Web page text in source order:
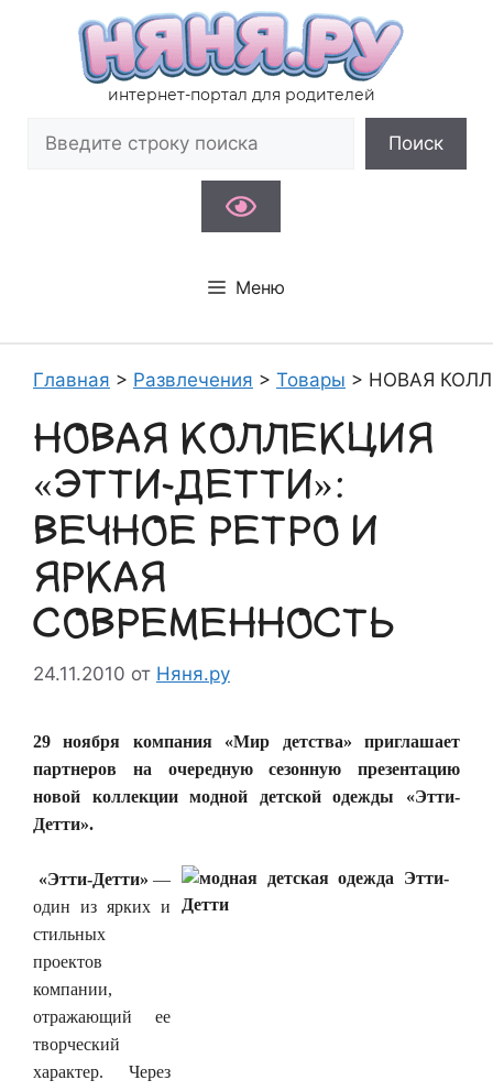
содержимому
интернет-портал для родителей
Поиск
Меню
Главная > Развлечения > Товары > НОВАЯ
НОВАЯ КОЛЛЕКЦИЯ
«ЭТТИ-ДЕТТИ»:
ВЕЧНОЕ РЕТРО И
ЯРКАЯ
СОВРЕМЕННОСТЬ
24.11.2010 от Няня.ру
29 ноября компания «Мир детства» приглашает
партнеров на очередную сезонную презентацию
новой коллекции модной детской одежды «Этти-
Детти».
«Этти-Детти» —
один из ярких и
стильных
проектов
компании,
отражающий ее
творческий
характер. Через